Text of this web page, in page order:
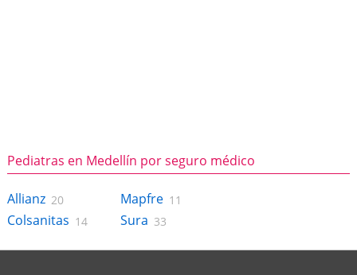
Pediatras en Medellín por seguro médico
Allianz 20
Colsanitas 14
Mapfre 11
Sura 33